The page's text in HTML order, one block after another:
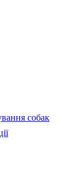
собак